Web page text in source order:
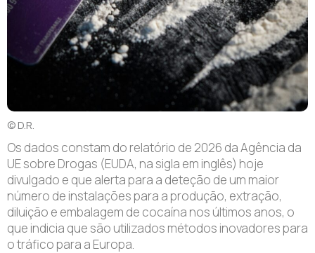
© D.R.
Os dados constam do relatório de 2026 da Agência da
UE sobre Drogas (EUDA, na sigla em inglês) hoje
divulgado e que alerta para a deteção de um maior
número de instalações para a produção, extração,
diluição e embalagem de cocaína nos últimos anos, o
que indicia que são utilizados métodos inovadores para
o tráfico para a Europa.